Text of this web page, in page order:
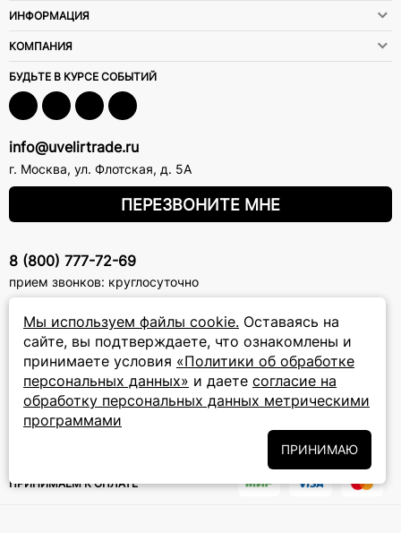
Мы используем файлы cookie. Оставаясь на
сайте, вы подтверждаете, что ознакомлены и
принимаете условия «Политики об обработке
персональных данных» и даете согласие на
обработку персональных данных метрическими
программами
ПРИНИМАЮ
ИНФОРМАЦИЯ
КОМПАНИЯ
БУДЬТЕ В КУРСЕ СОБЫТИЙ
info@uvelirtrade.ru
г. Москва, ул. Флотская, д. 5А
ПЕРЕЗВОНИТЕ МНЕ
8 (800) 777-72-69
прием звонков: круглосуточно
ПОДПИСКА НА РАССЫЛКУ
Подписаться на новости
Подписываясь на рассылку, вы соглашаетесь с условиямиПолитики
обработки персональных данных
обработку
ПРИНИМАЕМ К ОПЛАТЕ